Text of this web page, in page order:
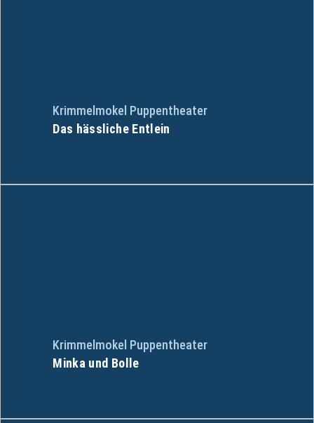
Krimmelmokel Puppentheater
Das hässliche Entlein
Krimmelmokel Puppentheater
Minka und Bolle